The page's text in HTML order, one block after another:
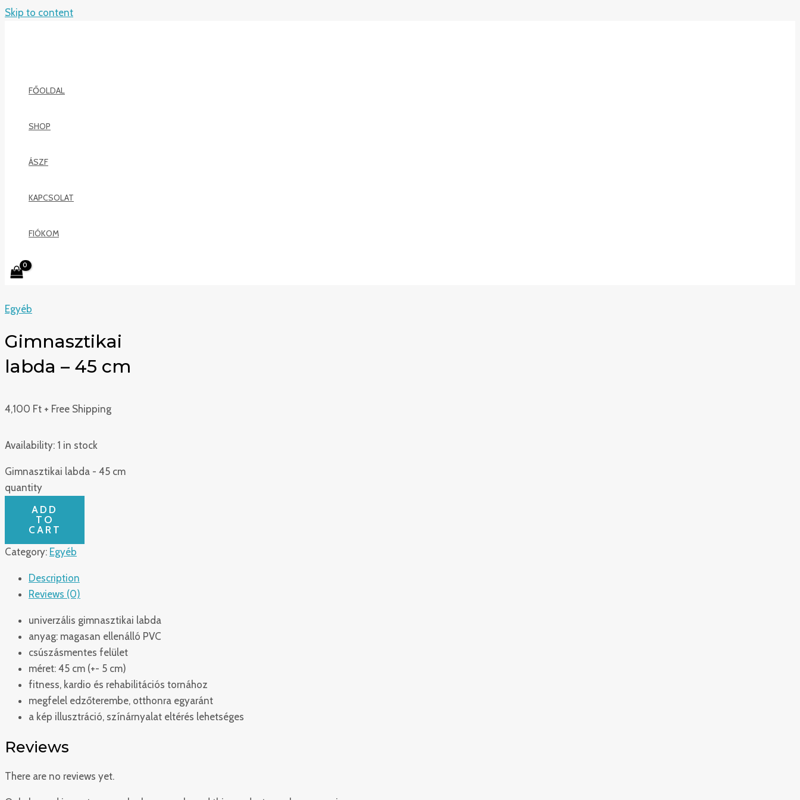
Skip to content
FŐOLDAL
SHOP
ÁSZF
KAPCSOLAT
FIÓKOM
Egyéb
Gimnasztikai
labda – 45 cm
4,100 Ft + Free Shipping
Availability: 1 in stock
Gimnasztikai labda - 45 cm
quantity
ADD
TO
CART
Category: Egyéb
Description
Reviews (0)
univerzális gimnasztikai labda
anyag: magasan ellenálló PVC
csúszásmentes felület
méret: 45 cm (+- 5 cm)
fitness, kardio és rehabilitációs tornához
megfelel edzőterembe, otthonra egyaránt
a kép illusztráció, színárnyalat eltérés lehetséges
Reviews
There are no reviews yet.